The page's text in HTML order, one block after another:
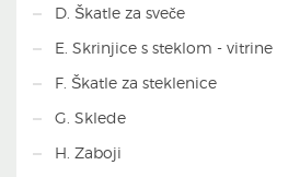
D. Škatle za sveče
E. Skrinjice s steklom - vitrine
F. Škatle za steklenice
G. Sklede
H. Zaboji